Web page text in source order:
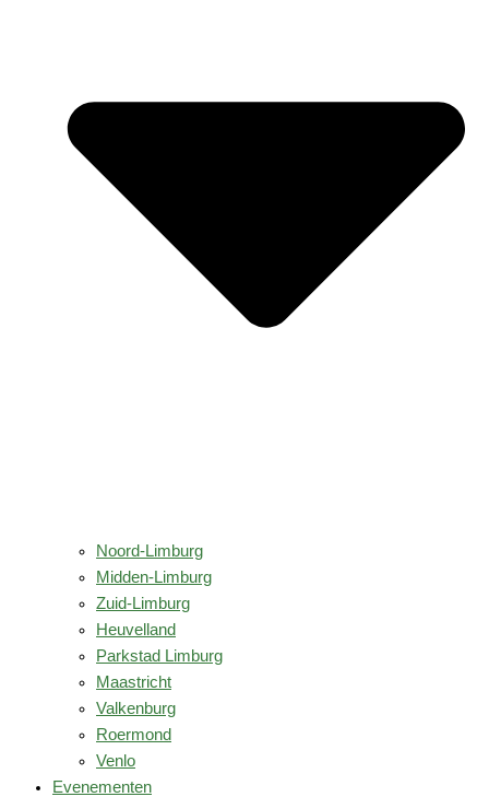
Noord-Limburg
Midden-Limburg
Zuid-Limburg
Heuvelland
Parkstad Limburg
Maastricht
Valkenburg
Roermond
Venlo
Evenementen